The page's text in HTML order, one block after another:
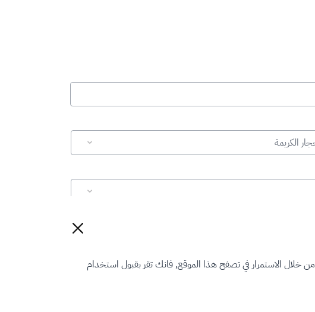
الكريمة
إعادة تعيين
الاستمرار في تصفح هذا الموقع, فانك تقر بقبول استخدام